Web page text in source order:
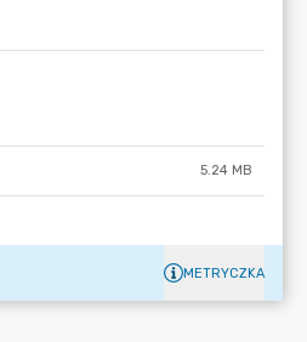
5.24 MB
METRYCZKA